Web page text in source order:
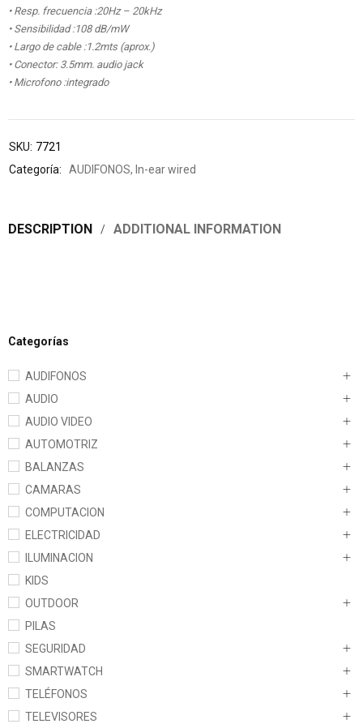
Categorías
AUDIFONOS
AUDIO
AUDIO VIDEO
AUTOMOTRIZ
BALANZAS
CAMARAS
COMPUTACION
ELECTRICIDAD
ILUMINACION
KIDS
OUTDOOR
PILAS
SEGURIDAD
SMARTWATCH
TELÉFONOS
TELEVISORES
• Resp. frecuencia :20Hz – 20kHz
• Sensibilidad :108 dB/mW
• Largo de cable :1.2mts (aprox.)
• Conector: 3.5mm. audio jack
• Microfono :integrado
SKU: 7721
Categoría:
AUDIFONOS, In-ear wired
DESCRIPTION ADDITIONAL INFORMATION